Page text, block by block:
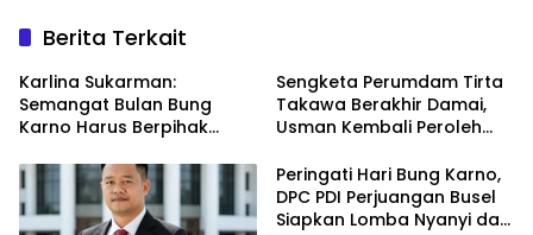
Berita Terkait
Karlina Sukarman:
Semangat Bulan Bung
Karno Harus Berpihak
Adios Siap Perkuat
Dukungan bagi UMKM
Sengketa Perumdam Tirta
Takawa Berakhir Damai,
Usman Kembali Peroleh
Peringati Hari Bung Karno,
DPC PDI Perjuangan Busel
Siapkan Lomba Nyanyi dan